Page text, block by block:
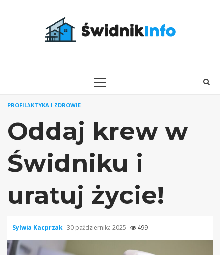
PRIMARY
PROFILAKTYKA I ZDROWIE
Oddaj krew w
Świdniku i
uratuj życie!
Sylwia Kacprzak 30 października 2025 499